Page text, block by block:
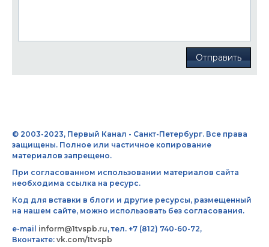
Отправить
© 2003-2023, Первый Канал - Санкт-Петербург. Все права
защищены. Полное или частичное копирование
материалов запрещено.
При согласованном использовании материалов сайта
необходима ссылка на ресурс.
Код для вставки в блоги и другие ресурсы, размещенный
на нашем сайте, можно использовать без согласования.
e-mail inform@1tvspb.ru, тел. +7 (812) 740-60-72,
Вконтакте: vk.com/1tvspb